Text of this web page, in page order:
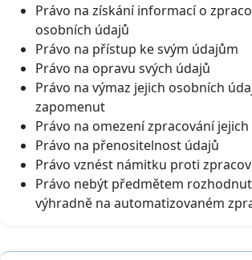
Právo na získání informací o
osobních údajů
Právo na přístup ke svým údajům
Právo na opravu svých údajů
Právo na výmaz jejich osobních
zapomenut
Právo na omezení zpracování
Právo na přenositelnost údajů
Právo vznést námitku proti
Právo nebýt předmětem
výhradně na automatizovaném